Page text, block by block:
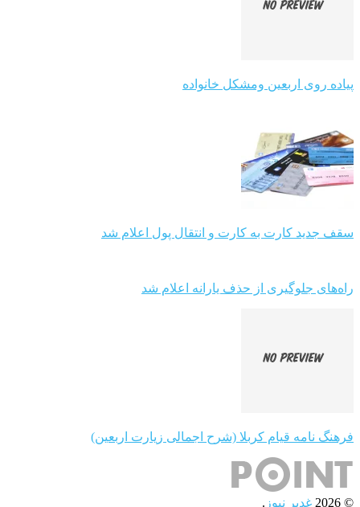
پیاده روی اربعین ومشکل خانواده
سقف جدید کارت به کارت و انتقال پول اعلام شد
راه‌های جلوگیری از حذف یارانه اعلام شد
فرهنگ نامه قیام کربلا (شرح اجمالی زیارت اربعین)
© 2026 غدیر نیوز .